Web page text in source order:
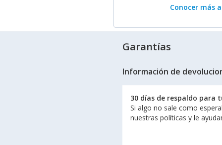
Conocer más
Garantías
Información de
30 días de respaldo para
Si algo no sale como
nuestras políticas y le